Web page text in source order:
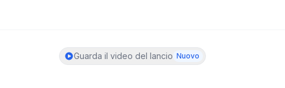
Guarda il video del lancio Nuovo